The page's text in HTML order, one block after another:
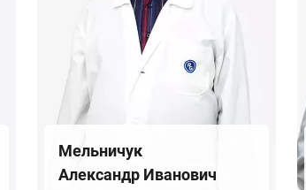
Мельничук
Александр Иванович